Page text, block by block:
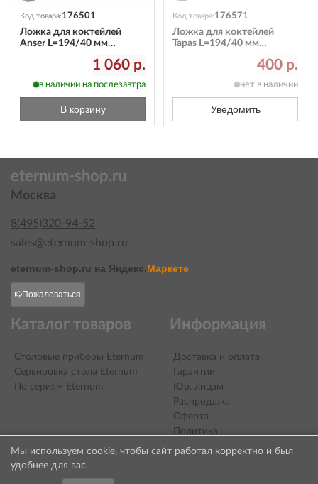
Мы используем cookie, чтобы сайт работал корректно и был
удобнее для вас.
Код товара:176501
Ложка для коктейлей
Anser L=194/40 мм
1 060 р.
в наличии на послезавтра
В корзину
Код товара:176571
Ложка для коктейлей
Tapas L=194/40 мм
400 р.
нет в наличии
Уведомить
eternum-shop.ru
Москва
8(495)320-94-52
sales@eternum-shop.ru
eternum-shop.ru на Яндекс.Маркете
Пожаловаться
Каталог товаров
Столовые приборы Eternum
Сервировка стола Eternum
По сериям Eternum
Информация
Доставка и оплата
Гарантии
Юр. лицам
Распродажа
Оферта
Политика
конфиденциальности